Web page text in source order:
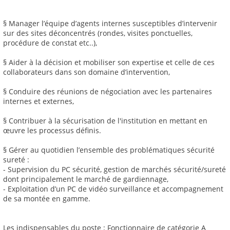
§ Manager l’équipe d’agents internes susceptibles d’intervenir
sur des sites déconcentrés (rondes, visites ponctuelles,
procédure de constat etc..),
§ Aider à la décision et mobiliser son expertise et celle de ces
collaborateurs dans son domaine d’intervention,
§ Conduire des réunions de négociation avec les partenaires
internes et externes,
§ Contribuer à la sécurisation de l'institution en mettant en
œuvre les processus définis.
§ Gérer au quotidien l’ensemble des problématiques sécurité
sureté :
- Supervision du PC sécurité, gestion de marchés sécurité/sureté
dont principalement le marché de gardiennage,
- Exploitation d’un PC de vidéo surveillance et accompagnement
de sa montée en gamme.
Les indispensables du poste : Fonctionnaire de catégorie A